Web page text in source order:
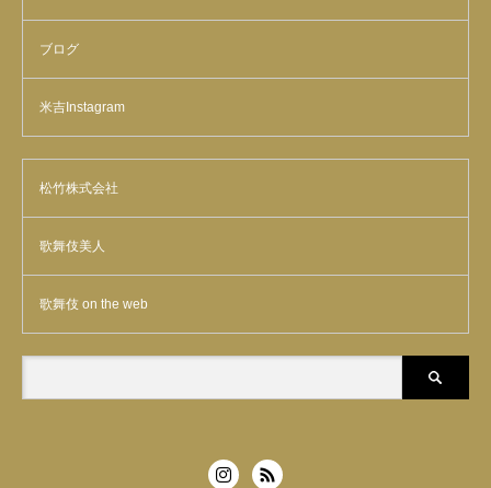
ブログ
米吉Instagram
松竹株式会社
歌舞伎美人
歌舞伎 on the web